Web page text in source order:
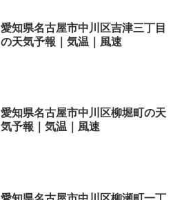
愛知県名古屋市中川区吉津三丁目
の天気予報｜気温｜風速
愛知県名古屋市中川区柳堀町の天
気予報｜気温｜風速